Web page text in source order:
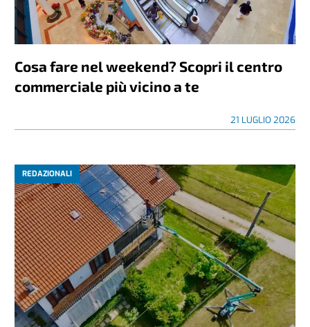
Cosa fare nel weekend? Scopri il centro
commerciale più vicino a te
21 LUGLIO 2026
REDAZIONALI